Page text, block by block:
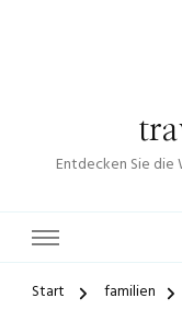
Entdecken Sie
Start
familien